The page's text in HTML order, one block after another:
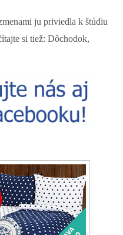
ju priviedla k štúdiu
si tiež: Dôchodok,